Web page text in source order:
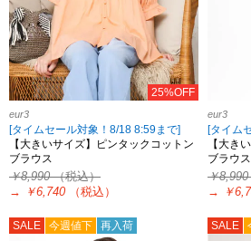
25%OFF
eur3
[タイムセール対象！8/18 8:59まで]
【大きいサイズ】ピンタックコットン
ブラウス
￥8,990（税込）
→
￥6,740 （税込）
eur3
[タイム
【大き
ブラウス
￥8,990
→
￥
SALE 今週値下 再入荷 SALE